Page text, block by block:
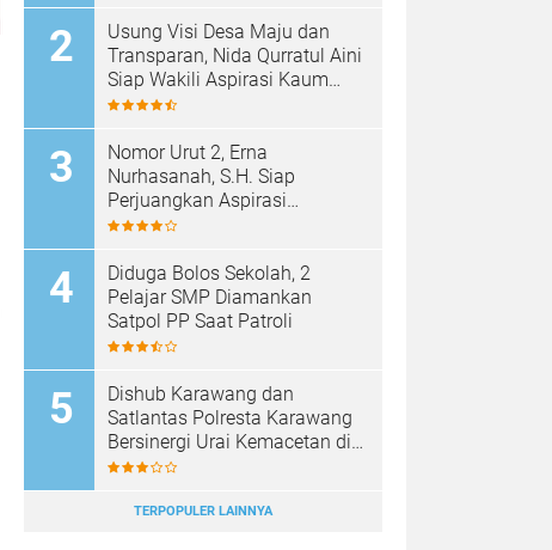
Usung Visi Desa Maju dan
Transparan, Nida Qurratul Aini
Siap Wakili Aspirasi Kaum
Perempuan di BPD Desa
Nomor Urut 2, Erna
Nurhasanah, S.H. Siap
Perjuangkan Aspirasi
Perempuan di BPD Desa
Diduga Bolos Sekolah, 2
Pelajar SMP Diamankan
Satpol PP Saat Patroli
Dishub Karawang dan
Satlantas Polresta Karawang
Bersinergi Urai Kemacetan di
Jalan Syech Quro
TERPOPULER LAINNYA